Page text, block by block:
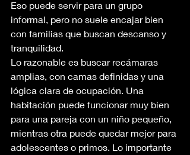
Eso puede servir para un grupo
informal, pero no suele encajar bien
con familias que buscan descanso y
tranquilidad.
Lo razonable es buscar recámaras
amplias, con camas definidas y una
lógica clara de ocupación. Una
habitación puede funcionar muy bien
para una pareja con un niño pequeño,
mientras otra puede quedar mejor para
adolescentes o primos. Lo importante